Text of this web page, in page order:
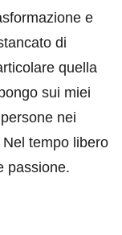
e
di
quella
sui miei
nei
tempo libero
passione.